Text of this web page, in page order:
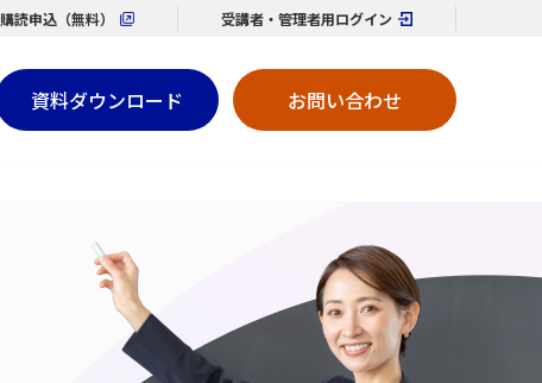
読申込（無料） 受講者・管理者用ログイン
資料ダウンロード お問い合わせ